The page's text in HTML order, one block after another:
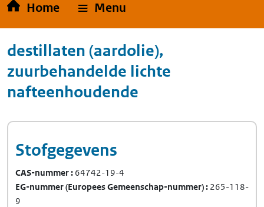
Home Menu
destillaten (aardolie),
zuurbehandelde lichte
nafteenhoudende
Stofgegevens
CAS-nummer 64742-19-4
EG-nummer(Europees Gemeenschap-nummer) 265-118-
9